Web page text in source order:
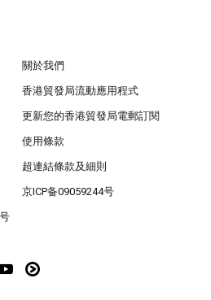
關於我們
香港貿發局流動應用程式
更新您的香港貿發局電郵訂閱
使用條款
超連結條款及細則
京ICP备09059244号